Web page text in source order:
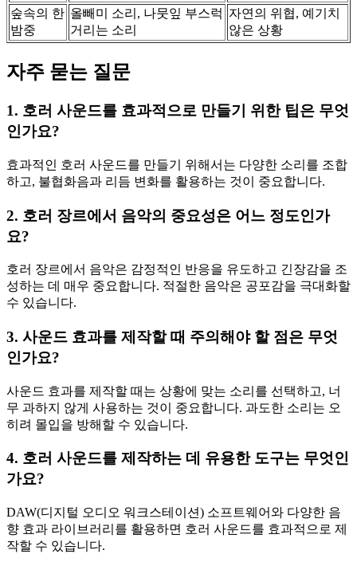
숲속의 한
밤중
올빼미 소리, 나뭇잎 부스럭
거리는 소리
자연의 위협, 예기치
않은 상황
자주 묻는 질문
1. 호러 사운드를 효과적으로 만들기 위한 팁은 무엇
인가요?
효과적인 호러 사운드를 만들기 위해서는 다양한 소리를 조합
하고, 불협화음과 리듬 변화를 활용하는 것이 중요합니다.
2. 호러 장르에서 음악의 중요성은 어느 정도인가
요?
호러 장르에서 음악은 감정적인 반응을 유도하고 긴장감을 조
성하는 데 매우 중요합니다. 적절한 음악은 공포감을 극대화할
수 있습니다.
3. 사운드 효과를 제작할 때 주의해야 할 점은 무엇
인가요?
사운드 효과를 제작할 때는 상황에 맞는 소리를 선택하고, 너
무 과하지 않게 사용하는 것이 중요합니다. 과도한 소리는 오
히려 몰입을 방해할 수 있습니다.
4. 호러 사운드를 제작하는 데 유용한 도구는 무엇인
가요?
DAW(디지털 오디오 워크스테이션) 소프트웨어와 다양한 음
향 효과 라이브러리를 활용하면 호러 사운드를 효과적으로 제
작할 수 있습니다.